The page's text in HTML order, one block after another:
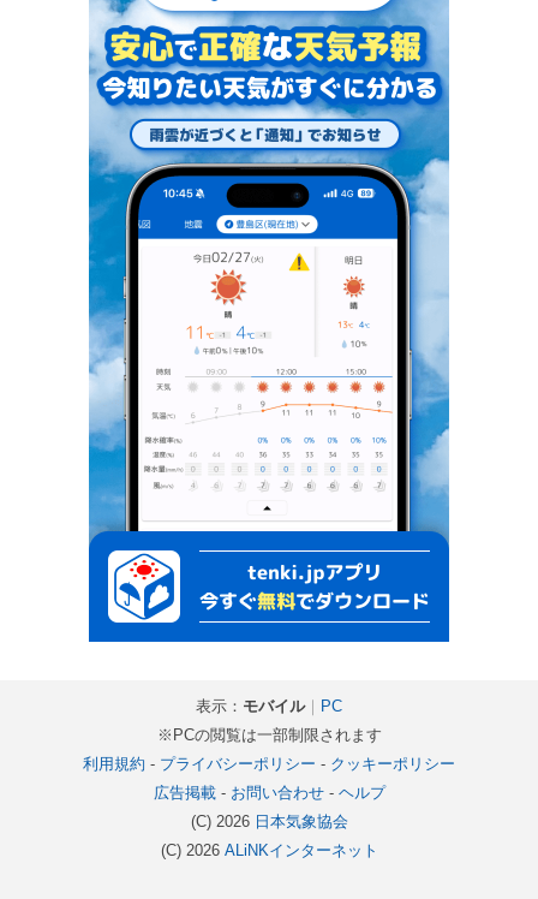
表示： モバイル｜
PC
※PCの閲覧は一部制限されます
利用規約 - プライバシーポリシー - クッキーポリシー
広告掲載- お問い合わせ- ヘルプ
(C) 2026 日本気象協会
(C) 2026 ALiNKインターネット